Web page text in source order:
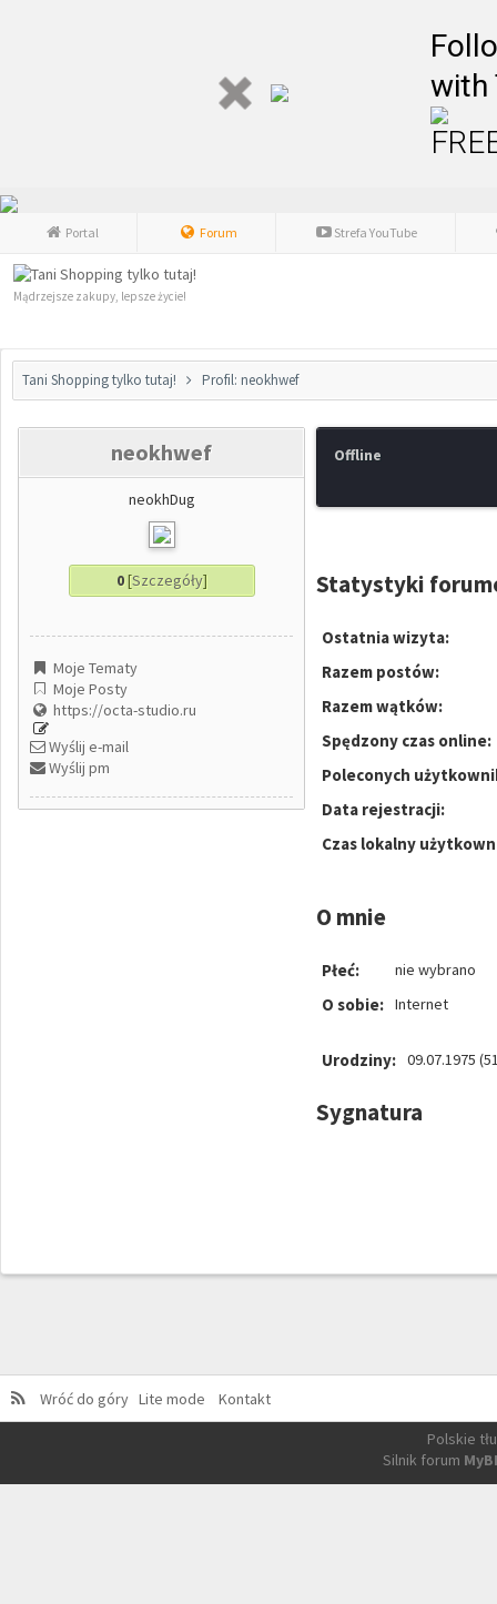
with
Portal Forum Strefa YouTube
Mądrzejsze zakupy, lepsze życie!
Tani Shopping tylko tutaj! Profil: neokhwef
neokhwef
neokhDug
0[Szczegóły]
Moje Tematy
Moje Posty
https://octa-studio.ru
Wyślij e-mail
Wyślij pm
Offline
Statystyki
Ostatnia wizyta:
Razem postów:
Razem wątków:
Spędzony czas online:
Poleconych
Data rejestracji:
Czas lokalny
O mnie
Płeć: nie wybrano
O sobie: Internet
Urodziny: 09.07.1975
Sygnatura
Wróć do góry Lite mode
Kontakt
Polskie
Silnik forum